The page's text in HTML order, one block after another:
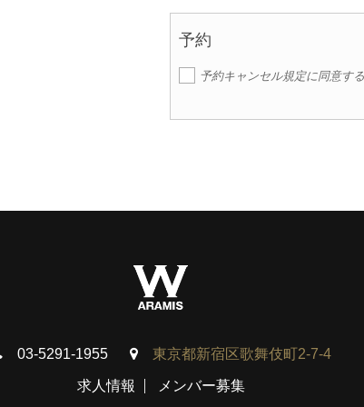
予約
予約キャンセル規定に同意する
03-5291-1955 東京都新宿区歌舞伎町2-7-4
求人情報 メンバー募集